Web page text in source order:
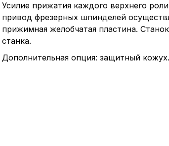
Усилие прижатия каждого верхнего
привод фрезерных шпинделей
прижимная желобчатая пластина.
станка.
Дополнительная опция: защитный кожух.